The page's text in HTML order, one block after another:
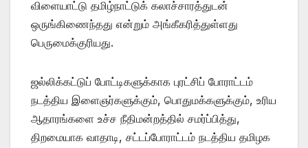
விளையாட்டு தமிழ்நாட்டுக் கலாச்சாரத்துடன்
ஒருங்கிணைந்தது என்றும் அங்கீகரித்துள்ளது
பெருமைக்குரியது.
ஜல்லிக்கட்டுப் போட்டிகளுக்காக புரட்சிப் போராட்டம்
நடத்திய இளைஞர்களுக்கும், பொதுமக்களுக்கும், உரிய
ஆதாரங்களை உச்ச நீதிமன்றத்தில் சமர்ப்பித்து,
திறமையாக வாதாடி, சட்டப்போராட்டம் நடத்திய தமிழக